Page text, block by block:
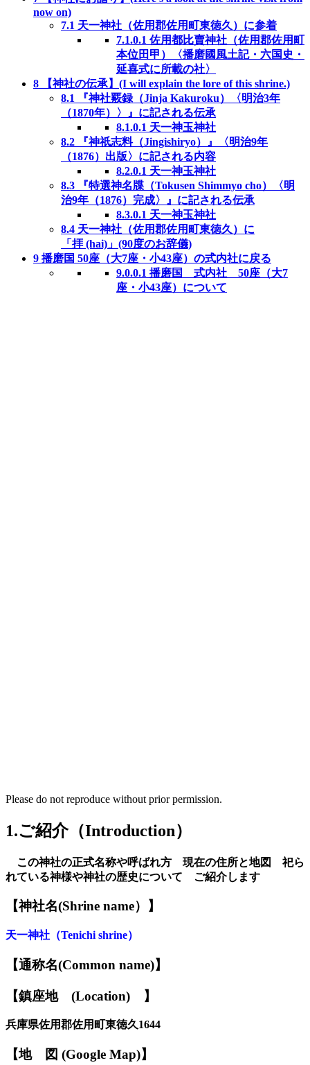
now on)
7.1 天一神社（佐用郡佐用町東徳久）に参着
7.1.0.1 佐用都比賣神社（佐用郡佐用町
本位田甲）〈播磨國風土記・六国史・
延喜式に所載の社〉
8 【神社の伝承】(I will explain the lore of this shrine.)
8.1
『神社覈録（Jinja Kakuroku）〈明治3年
（1870年）〉』に記される伝承
8.1.0.1 天一神玉神社
8.2 『神祇志料（Jingishiryo）』〈明治9年
（1876）出版〉に記される内容
8.2.0.1 天一神玉神社
8.3 『特選神名牒（Tokusen Shimmyo cho）〈明
治9年（1876）完成〉』に記される伝承
8.3.0.1 天一神玉神社
8.4 天一神社（佐用郡佐用町東徳久）に
「拝 (hai)」(90度のお辞儀)
9 播磨国 50座（大7座・小43座）の式内社に戻る
9.0.0.1 播磨国 式内社 50座（大7
座・小43座）について
Please do not reproduce without prior permission.
1.ご紹介（Introduction）
この神社の正式名称や呼ばれ方 現在の住所と地図 祀ら
れている神様や神社の歴史について ご紹介します
【神社名(Shrine name） 】
天一神社 （Tenichi shrine）
【通称名(Common name)】
【鎮座地 (Location) 】
兵庫県佐用郡佐用町東徳久1644
【地 図 (Google Map)】